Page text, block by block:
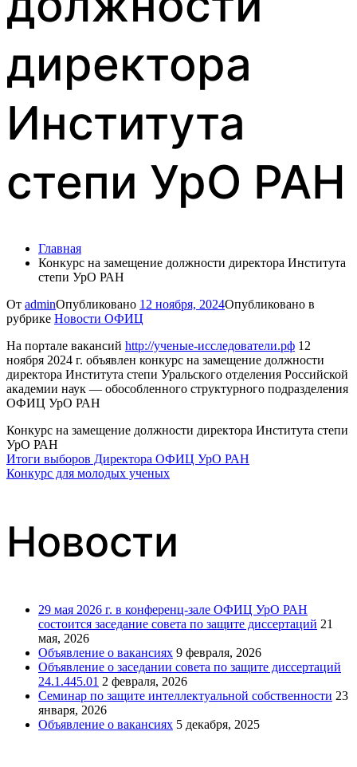
директора
Института
степи УрО РАН
Главная
Конкурс на замещение должности директора Института
степи УрО РАН
От adminОпубликовано 12 ноября, 2024Опубликовано в
рубрике Новости ОФИЦ
На портале вакансий http://ученые-исследователи.рф 12
ноября 2024 г. объявлен конкурс на замещение должности
директора Института степи Уральского отделения Российской
академии наук — обособленного структурного подразделения
ОФИЦ УрО РАН
Конкурс на замещение должности директора Института степи
УрО РАН
Навигация
по
Итоги выборов Директора ОФИЦ УрО РАН
Конкурс для молодых ученых
Новости
29 мая 2026 г. в конференц-зале ОФИЦ УрО РАН
состоится заседание совета по защите диссертаций 21
мая, 2026
Объявление о вакансиях 9 февраля, 2026
Объявление о заседании совета по защите диссертаций
24.1.445.01 2 февраля, 2026
Семинар по защите интеллектуальной собственности 23
января, 2026
Объявление о вакансиях 5 декабря, 2025